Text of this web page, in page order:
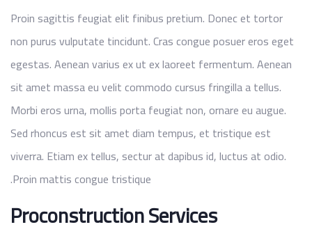
Proin sagittis feugiat elit finibus pretium. Donec et tortor
non purus vulputate tincidunt. Cras congue posuer eros eget
egestas. Aenean varius ex ut ex laoreet fermentum. Aenean
sit amet massa eu velit commodo cursus fringilla a tellus.
Morbi eros urna, mollis porta feugiat non, ornare eu augue.
Sed rhoncus est sit amet diam tempus, et tristique est
viverra. Etiam ex tellus, sectur at dapibus id, luctus at odio.
Proin mattis congue tristique.
Proconstruction Services